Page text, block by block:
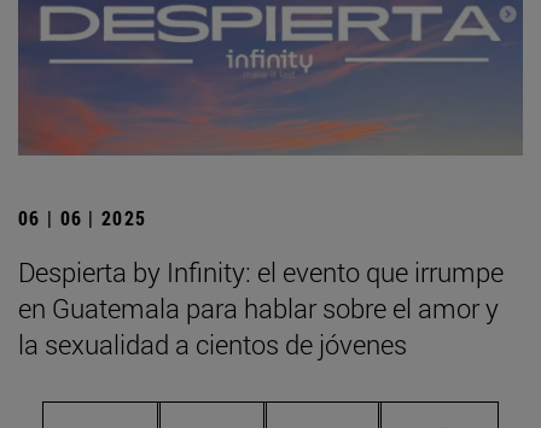
06 | 06 | 2025
Despierta by Infinity: el evento que irrumpe
en Guatemala para hablar sobre el amor y
la sexualidad a cientos de jóvenes